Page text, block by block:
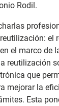
Rodil.
el
el marco de
reutilización
que
mejorar la
Esta